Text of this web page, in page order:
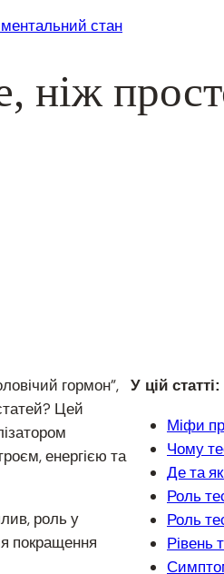
стан
ніж
гормон”,
Цей
енергією та
роль у
покращення
У цій статті:
Міфи
Чому
Де та
Роль
Роль
Рівень